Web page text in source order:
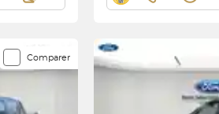
Comparer